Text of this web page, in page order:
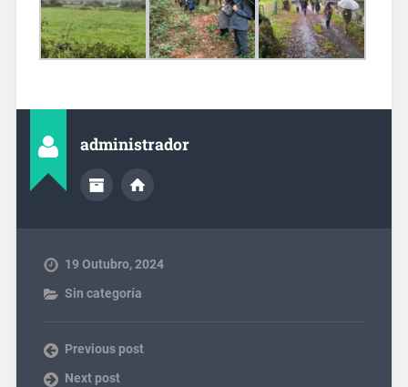
administrador
19 Outubro, 2024
Sin categoría
Previous post
Next post